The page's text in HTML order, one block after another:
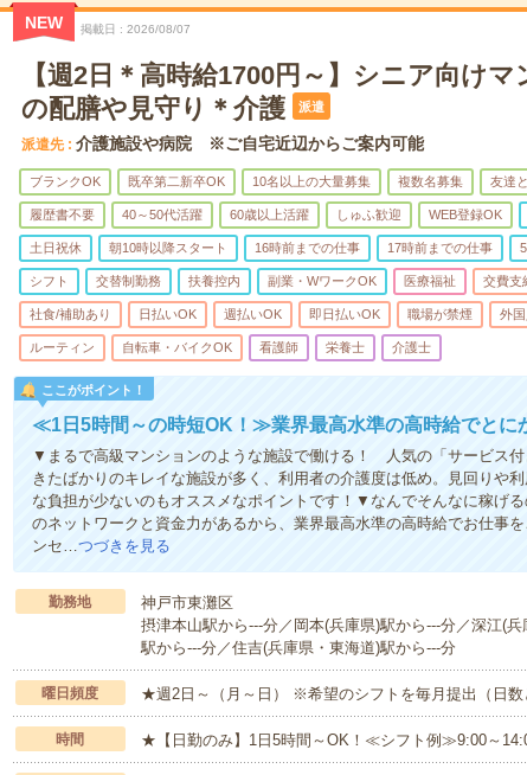
NEW 掲載日 2026/08/07
【週2日＊高時給1700円～】シニア向け
の配膳や見守り＊介護
派遣
派遣先 介護施設や病院 ※ご自宅近辺からご案内可能
ブランクOK 既卒第二新卒OK 10名以上の大量募集 複数名募集 友達
履歴書不要 40～50代活躍 60歳以上活躍 しゅふ歓迎 WEB登録OK
土日祝休 朝10時以降スタート 16時前までの仕事 17時前までの仕事
シフト 交替制勤務 扶養控内 副業・WワークOK 医療福祉 交費支
社食/補助あり 日払いOK 週払いOK 即日払いOK 職場が禁煙 外国
ルーティン 自転車・バイクOK 看護師 栄養士 介護士
ここがポイント！
≪1日5時間～の時短OK！≫業界最高水準の高時給でとに
▼まるで高級マンションのような施設で働ける！ 人気の「サービス
きたばかりのキレイな施設が多く、利用者の介護度は低め。見回りや
な負担が少ないのもオススメなポイントです！▼なんでそんなに稼げ
のネットワークと資金力があるから、業界最高水準の高時給でお仕事
ンセ…つづきを見る
勤務地
神戸市東灘区
摂津本山駅から---分／岡本(兵庫県)駅から---分／深江(
駅から---分／住吉(兵庫県・東海道)駅から---分
曜日頻度 ★週2日～（月～日） ※希望のシフトを毎月提出（日数
時間 ★【日勤のみ】1日5時間～OK！≪シフト例≫9:00～